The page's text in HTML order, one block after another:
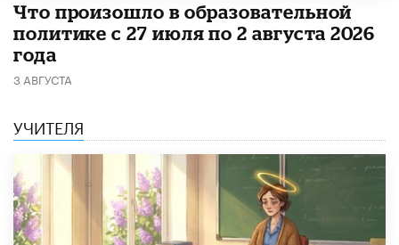
​Что произошло в образовательной
политике с 27 июля по 2 августа 2026
года
3 АВГУСТА
УЧИТЕЛЯ